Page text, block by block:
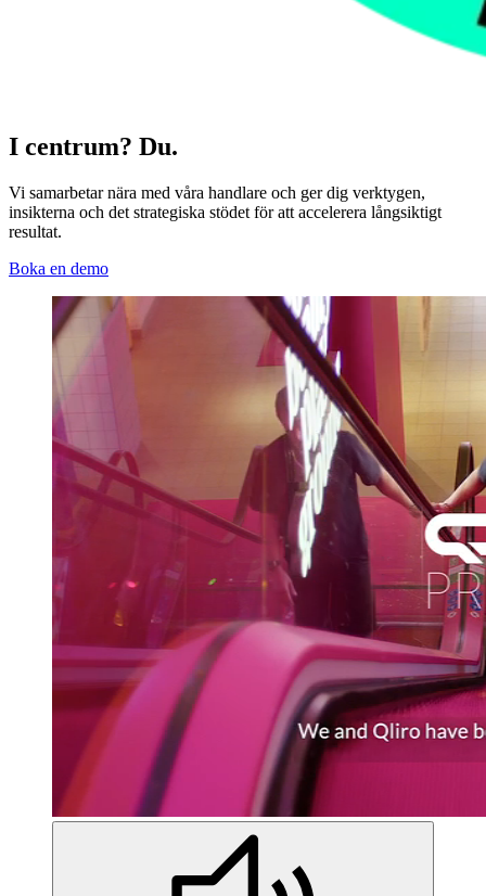
I centrum? Du.
Vi samarbetar nära med våra handlare och ger dig verktygen,
insikterna och det strategiska stödet för att accelerera långsiktigt
resultat.
Boka en demo